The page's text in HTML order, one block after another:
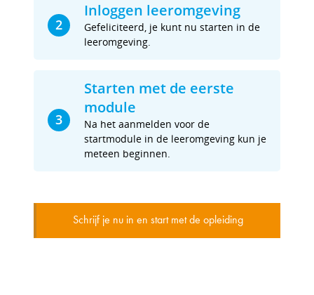
2
Inloggen leeromgeving
Gefeliciteerd, je kunt nu starten in de
leeromgeving.
3
Starten met de eerste
module
Na het aanmelden voor de
startmodule in de leeromgeving kun je
meteen beginnen.
Schrijf je nu in en start met de opleiding